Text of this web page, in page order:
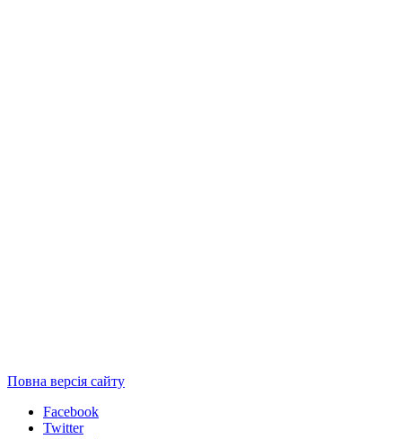
Повна версія сайту
Facebook
Twitter